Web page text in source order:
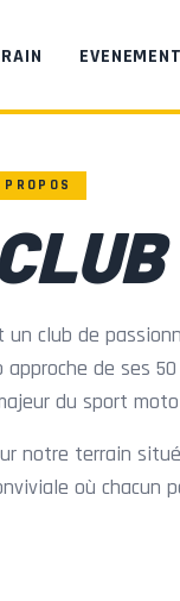
un club de
de ses
du sport
notre terrain
où chacun